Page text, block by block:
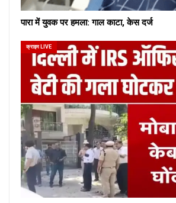
पारा में युवक पर हमला: गाल काटा, केस दर्ज
क्राइम LIVE